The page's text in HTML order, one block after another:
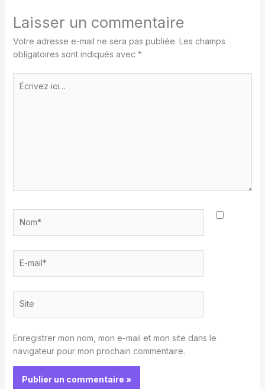
Laisser un commentaire
Votre adresse e-mail ne sera pas publiée. Les champs
obligatoires sont indiqués avec *
Écrivez
ici…
mail*
Enregistrer mon nom, mon e-mail et mon site dans le
navigateur pour mon prochain commentaire.